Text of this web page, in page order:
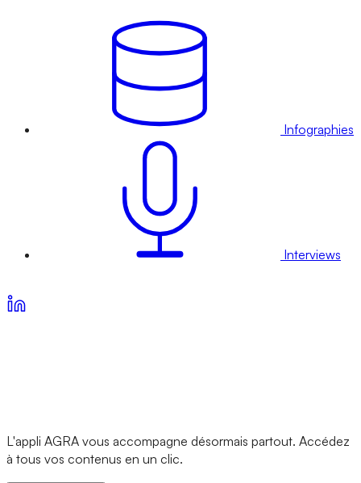
Infographies
Interviews
L'appli AGRA vous accompagne désormais partout. Accédez
à tous vos contenus en un clic.